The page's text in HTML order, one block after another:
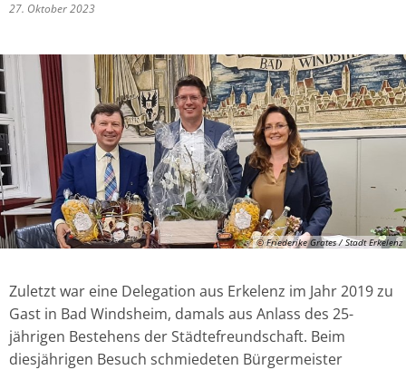
27. Oktober 2023
© Friederike Grates / Stadt Erkelenz
Zuletzt war eine Delegation aus Erkelenz im Jahr 2019 zu
Gast in Bad Windsheim, damals aus Anlass des 25-
jährigen Bestehens der Städtefreundschaft. Beim
diesjährigen Besuch schmiedeten Bürgermeister